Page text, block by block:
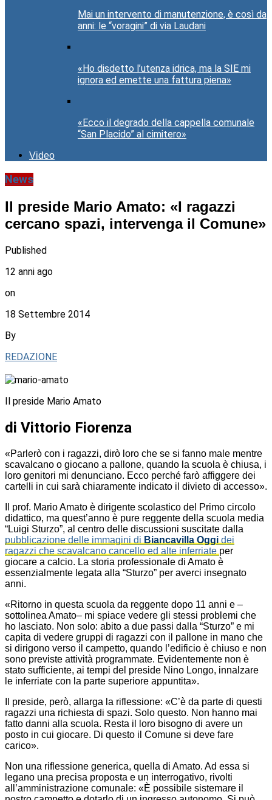
Mai un intervento di manutenzione, è così da
anni: le “voragini” di via Laudani
«Ho disdetto l’utenza idrica, ma la SIE mi
ignora ed emette una fattura piena»
«Ecco il degrado della cappella comunale
“San Placido” al cimitero»
Video
News
Il preside Mario Amato: «I ragazzi
cercano spazi, intervenga il Comune»
Published
12 anni ago
on
18 Settembre 2014
By
REDAZIONE
Il preside Mario Amato
di Vittorio Fiorenza
«Parlerò con i ragazzi, dirò loro che se si fanno male mentre
scavalcano o giocano a pallone, quando la scuola è chiusa, i
loro genitori mi denunciano. Ecco perché farò affiggere dei
cartelli in cui sarà chiaramente indicato il divieto di accesso».
Il prof. Mario Amato è dirigente scolastico del Primo circolo
didattico, ma quest’anno è pure reggente della scuola media
“Luigi Sturzo”, al centro delle discussioni suscitate dalla
pubblicazione delle immagini di Biancavilla Oggi dei
ragazzi che scavalcano cancello ed alte inferriate per
giocare a calcio. La storia professionale di Amato è
essenzialmente legata alla “Sturzo” per averci insegnato
anni.
«Ritorno in questa scuola da reggente dopo 11 anni e –
sottolinea Amato– mi spiace vedere gli stessi problemi che
ho lasciato. Non solo: abito a due passi dalla “Sturzo” e mi
capita di vedere gruppi di ragazzi con il pallone in mano che
si dirigono verso il campetto, quando l’edificio è chiuso e non
sono previste attività programmate. Evidentemente non è
stato sufficiente, ai tempi del preside Nino Longo, innalzare
le inferriate con la parte superiore appuntita».
Il preside, però, allarga la riflessione: «C’è da parte di questi
ragazzi una richiesta di spazi. Solo questo. Non hanno mai
fatto danni alla scuola. Resta il loro bisogno di avere un
posto in cui giocare. Di questo il Comune si deve fare
carico».
Non una riflessione generica, quella di Amato. Ad essa si
legano una precisa proposta e un interrogativo, rivolti
all’amministrazione comunale: «È possibile sistemare il